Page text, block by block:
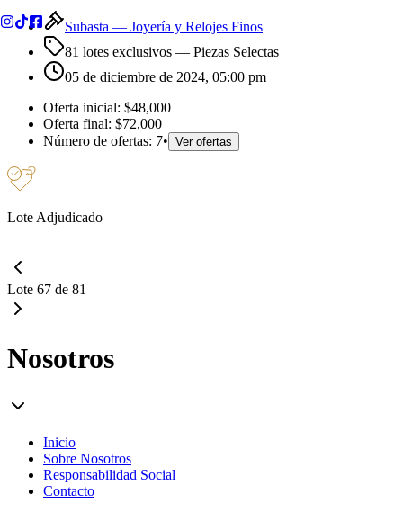
Subasta — Joyería y Relojes Finos
81 lotes exclusivos — Piezas Selectas
05 de diciembre de 2024, 05:00 pm
Oferta inicial: $48,000
Oferta final: $72,000
Número de ofertas: 7• Ver ofertas
Lote Adjudicado
Lote 67 de 81
Nosotros
Inicio
Sobre Nosotros
Responsabilidad Social
Contacto